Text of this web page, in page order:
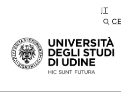
Passa al contenuto
IT